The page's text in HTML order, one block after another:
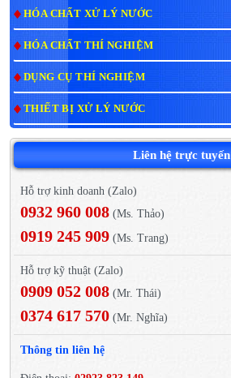
HÓA CHẤT XỬ LÝ NƯỚC
HÓA CHẤT THÍ NGHIỆM
DỤNG CỤ THÍ NGHIỆM
THIẾT BỊ XỬ LÝ NƯỚC
Liên hệ trực tuyến
Hỗ trợ kinh doanh (Zalo)
0932 960 008 (Ms. Thảo)
0919 245 909 (Ms. Trang)
Hỗ trợ kỹ thuật (Zalo)
0909 052 008 (Mr. Thái)
0374 617 570 (Mr. Nghĩa)
Thông tin liên hệ